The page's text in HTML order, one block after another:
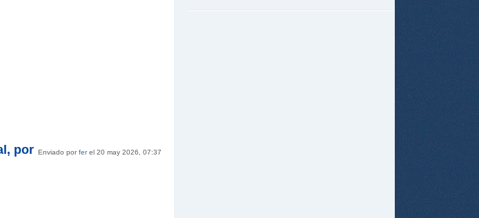
Enviado porferel 20 may 2026, 07:37
por